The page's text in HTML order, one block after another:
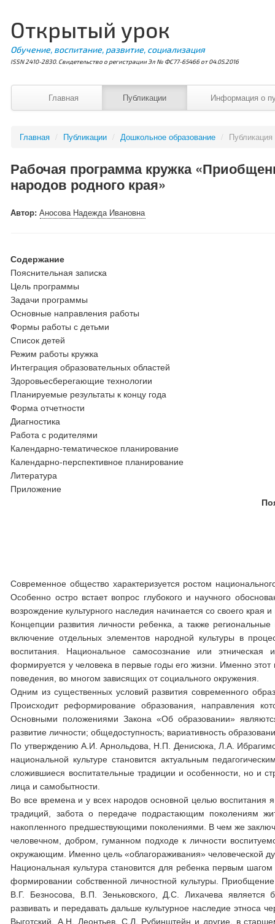
Открытый урок
Обучение, воспитание, развитие, социализация
ISSN 2410-2830. Свидетельство о регистрации Эл № ФС77-65466 от 04.05.2016
Главная Публикации Информация о
Главная / Публикации / Дошкольное образование /
Рабочая программа кружка
народов родного края»
Автор:Аносова Надежда Ивановна
Содержание
Пояснительная записка
Цель программы
Задачи программы
Основные направления работы
Формы работы с детьми
Список детей
Режим работы кружка
Интеграция образовательных областей
Здоровьесберегающие технологии
Планируемые результаты к концу года
Форма отчетности
Диагностика
Работа с родителями
Календарно-тематическое планирование
Календарно-перспективное планирование
Литература
Приложение
Современное общество характеризуется ростом
Особенно остро встает вопрос глубокого и научного
возрождение культурного наследия начинается со своего
Концепции развития личности ребенка, а также
включение отдельных элементов народной культуры в
воспитания. Национальное самосознание или этническая
формируется у человека в первые годы его жизни. Именно
поведения, во многом зависящих от социального окружения.
Одним из существенных условий развития современного
Происходит реформирование образования, направления
Основными положениями Закона «Об образовании»
развитие личности; общедоступность; вариативность
По утверждению А.И. Арнольдова, Н.П. Денисюка, Л.А.
национальной культуре становится актуальным
сложившиеся воспитательные традиции и особенности, но и
лица и самобытности.
Во все времена и у всех народов основной целью воспитания
традиций, забота о передаче подрастающим поколениям
накопленного предшествующими поколениями. В чем же
человечном, добром, гуманном подходе к личности
окружающим. Именно цель «облагораживания» человеческой
Национальная культура становится для ребенка первым
формировании собственной личностной культуры.
В.Г. Безносова, В.П. Зеньковского, Д.С. Лихачева
развивать и передавать дальше культурное наследие этноса
Выготский, А.Н. Леонтьев, С.Л. Рубинштейн и другие, в